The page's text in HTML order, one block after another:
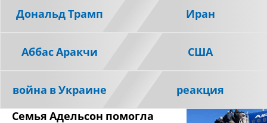
Семья Адельсон помогла
Дональд Трамп Иран
Аббас Аракчи США
война в Украине реакция